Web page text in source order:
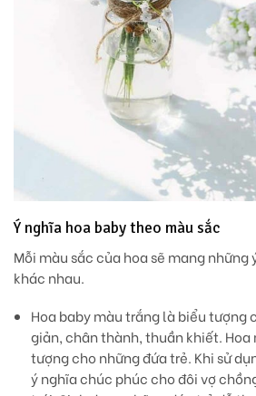
Ý nghĩa hoa baby theo màu sắc
Mỗi màu sắc của hoa sẽ mang những
khác nhau.
Hoa baby màu trắnglà biểu tượng
giản, chân thành, thuần khiết.
tượng cho những đứa trẻ. Khi sử
ý nghĩa chúc phúc cho đôi vợ